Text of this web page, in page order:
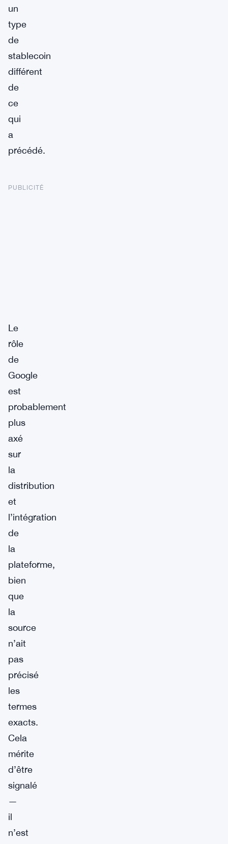
un
type
de
stablecoin
différent
de
ce
qui
a
précédé.
PUBLICITÉ
Le
rôle
de
Google
est
probablement
plus
axé
sur
la
distribution
et
l’intégration
de
la
plateforme,
bien
que
la
source
n’ait
pas
précisé
les
termes
exacts.
Cela
mérite
d’être
signalé
—
il
n’est